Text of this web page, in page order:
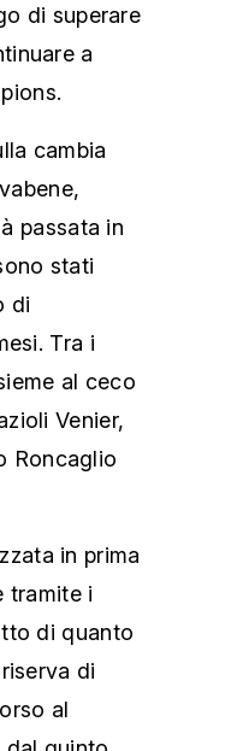
di superare
a
cambia
passata in
stati
di
Tra i
al ceco
Venier,
Roncaglio
in prima
tramite i
di quanto
di
al